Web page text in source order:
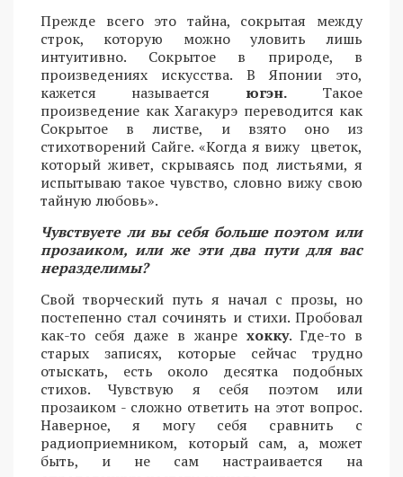
Прежде всего это тайна, сокрытая между
строк, которую можно уловить лишь
интуитивно. Сокрытое в природе, в
произведениях искусства. В Японии это,
кажется называется югэн.Такое
произведение как Хагакурэ переводится как
Сокрытое в листве, и взято оно из
стихотворений Сайге. «Когда я вижу цветок,
который живет, скрываясь под листьями, я
испытываю такое чувство, словно вижу свою
тайную любовь».
Чувствуете ли вы себя больше поэтом или
прозаиком, или же эти два пути для вас
неразделимы?
Свой творческий путь я начал с прозы, но
постепенно стал сочинять и стихи. Пробовал
как-то себя даже в жанре хокку. Где-то в
старых записях, которые сейчас трудно
отыскать, есть около десятка подобных
стихов. Чувствую я себя поэтом или
прозаиком - сложно ответить на этот вопрос.
Наверное, я могу себя сравнить с
радиоприемником, который сам, а, может
быть, и не сам настраивается на